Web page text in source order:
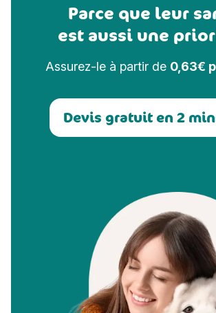
Parce que leur
est aussi une
Assurez-le à partir de 0,63€
Devis gratuit en 2